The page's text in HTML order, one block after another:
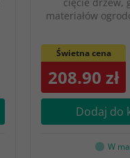
materiałów
Świetna cena
208.90 zł
Dodaj do
W